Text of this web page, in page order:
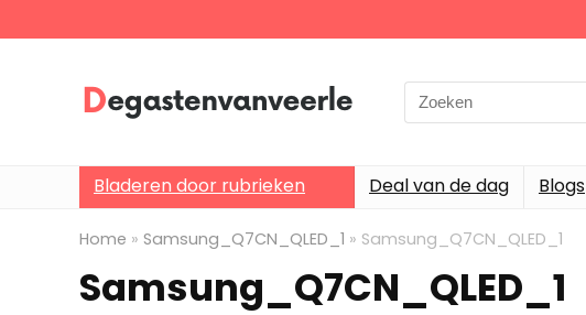
Search
for:
Bladeren door rubrieken Deal van de dag Blogs
Home » Samsung_Q7CN_QLED_1 » Samsung_Q7CN_QLED_1
Samsung_Q7CN_QLED_1